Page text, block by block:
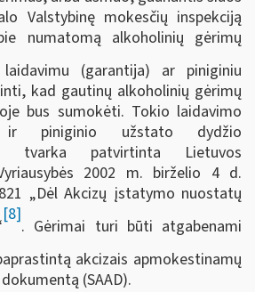
Valstybinę mokesčių inspekciją
numatomą alkoholinių gėrimų
(garantija) ar piniginiu
kad gautinų alkoholinių gėrimų
bus sumokėti. Tokio laidavimo
ir piniginio užstato dydžio
tvarka patvirtinta Lietuvos
2002 m. birželio 4 d.
„Dėl Akcizų įstatymo nuostatų
[8]
. Gėrimai turi būti atgabenami
akcizais apmokestinamų
(SAAD).